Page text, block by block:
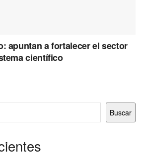
apuntan a fortalecer el sector
científico
Buscar